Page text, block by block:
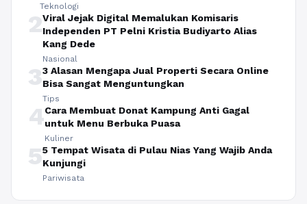
Teknologi
2Viral Jejak Digital Memalukan Komisaris
Independen PT Pelni Kristia Budiyarto Alias
Kang Dede
Nasional
33 Alasan Mengapa Jual Properti Secara Online
Bisa Sangat Menguntungkan
Tips
4Cara Membuat Donat Kampung Anti Gagal
untuk Menu Berbuka Puasa
Kuliner
55 Tempat Wisata di Pulau Nias Yang Wajib Anda
Kunjungi
Pariwisata